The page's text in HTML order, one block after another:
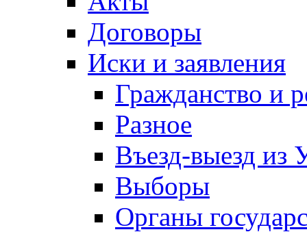
Договоры
Иски и заявления
Гражданство и
Разное
Въезд-выезд из
Выборы
Органы